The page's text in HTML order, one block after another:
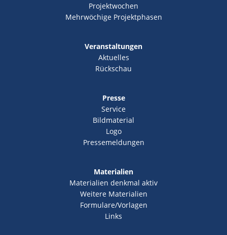
Projektwochen
Mehrwöchige Projektphasen
Veranstaltungen
Aktuelles
Rückschau
Presse
Service
Bildmaterial
Logo
Pressemeldungen
Materialien
Materialien denkmal aktiv
Weitere Materialien
Formulare/Vorlagen
Links